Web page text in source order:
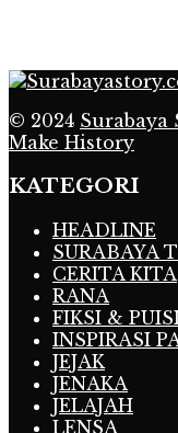
© 2024 Surabaya
Make History
KATEGORI
HEADLINE
SURABAYA
CERITA KITA
RANA
FIKSI &
INSPIRASI
JEJAK
JENAKA
JELAJAH
LENSA